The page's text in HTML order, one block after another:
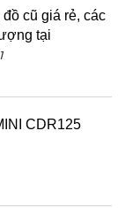
cũ giá rẻ, các
tại
CDR125